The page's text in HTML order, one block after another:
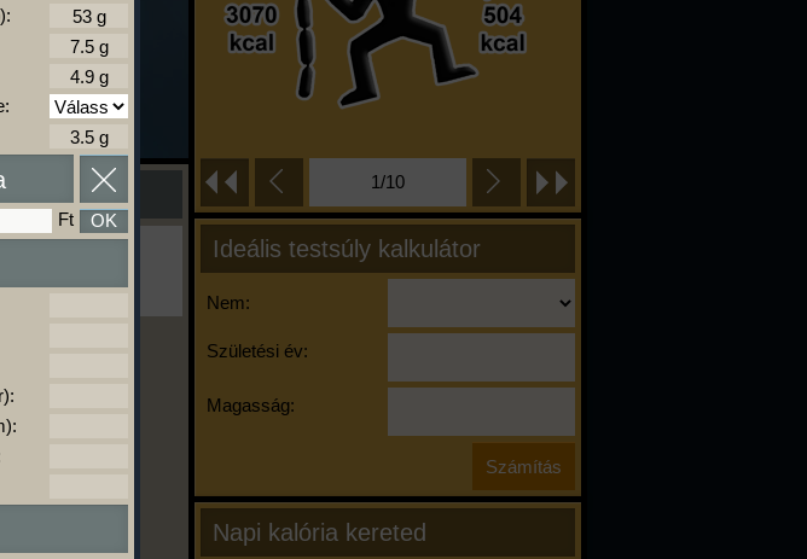
1/10
Ideális testsúly kalkulátor
Nem:
Születési év:
Magasság:
Napi kalória kereted
többet,
funkció.
Ft OK